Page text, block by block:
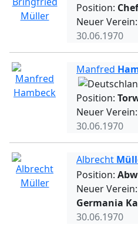
Position:
Neuer Verein:
30.06.1970
Manfred
Position:
Neuer Verein:
30.06.1970
Albrecht
Position:
Neuer Verein:
Germania
30.06.1970